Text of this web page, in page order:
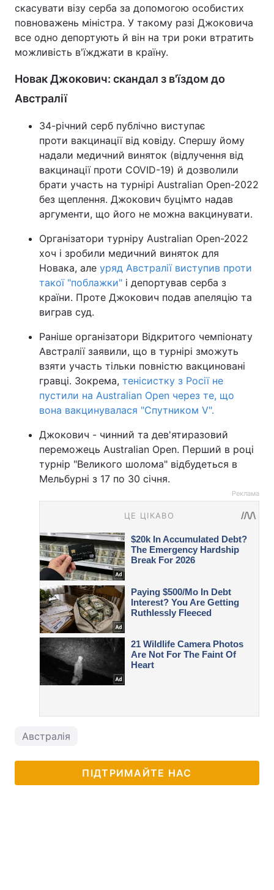
скасувати візу серба за допомогою особистих
повноважень міністра. У такому разі Джоковича
все одно депортують й він на три роки втратить
можливість в'їжджати в країну.
Новак Джокович: скандал з в'їздом до
Австралії
34-річний серб публічно виступає
проти вакцинації від ковіду. Спершу йому
надали медичний виняток (відлучення від
вакцинації проти COVID-19) й дозволили
брати участь на турнірі Australian Open-2022
без щеплення. Джокович буцімто надав
аргументи, що його не можна вакцинувати.
Організатори турніру Australian Open-2022
хоч і зробили медичний виняток для
Новака, але уряд Австралії виступив проти
такої "поблажки" і депортував серба з
країни. Проте Джокович подав апеляцію та
виграв суд.
Раніше організатори Відкритого чемпіонату
Австралії заявили, що в турнірі зможуть
взяти участь тільки повністю вакциновані
гравці. Зокрема, тенісистку з Росії не
пустили на Australian Open через те, що
вона вакцинувалася "Спутником V".
Джокович - чинний та дев'ятиразовий
переможець Australian Open. Перший в році
турнір "Великого шолома" відбудеться в
Мельбурні з 17 по 30 січня.
Реклама
Австралія
ПІДТРИМАЙТЕ НАС